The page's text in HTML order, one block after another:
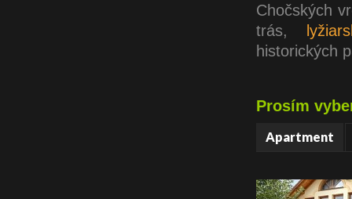
Chočských
trás,
historických
Prosím
Apartment